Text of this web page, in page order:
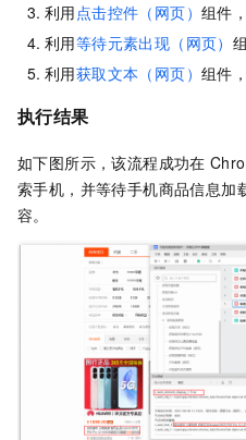
利用点击控件（网页）组件
利用等待元素出现（网页）
利用获取文本（网页）组件
执行结果
如下图所示，该流程成功在
索手机，并等待手机商品信息加
容。